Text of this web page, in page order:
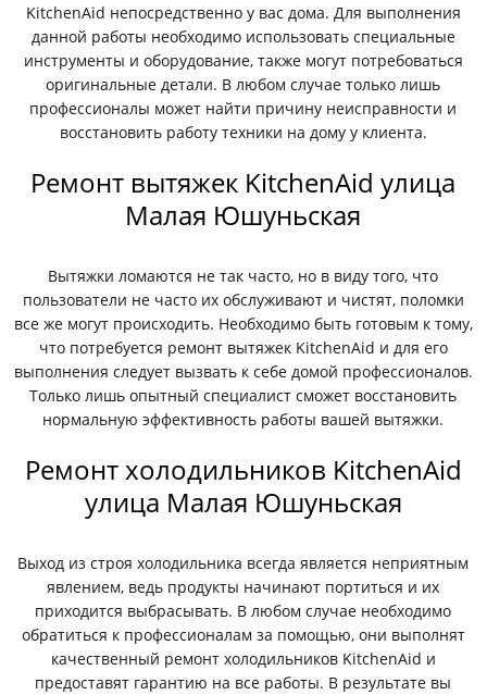
KitchenAid непосредственно у вас дома. Для выполнения
данной работы необходимо использовать специальные
инструменты и оборудование, также могут потребоваться
оригинальные детали. В любом случае только лишь
профессионалы может найти причину неисправности и
восстановить работу техники на дому у клиента.
Ремонт вытяжек KitchenAid улица
Малая Юшуньская
Вытяжки ломаются не так часто, но в виду того, что
пользователи не часто их обслуживают и чистят, поломки
все же могут происходить. Необходимо быть готовым к тому,
что потребуется ремонт вытяжек KitchenAid и для его
выполнения следует вызвать к себе домой профессионалов.
Только лишь опытный специалист сможет восстановить
нормальную эффективность работы вашей вытяжки.
Ремонт холодильников KitchenAid
улица Малая Юшуньская
Выход из строя холодильника всегда является неприятным
явлением, ведь продукты начинают портиться и их
приходится выбрасывать. В любом случае необходимо
обратиться к профессионалам за помощью, они выполнят
качественный ремонт холодильников KitchenAid и
предоставят гарантию на все работы. В результате вы